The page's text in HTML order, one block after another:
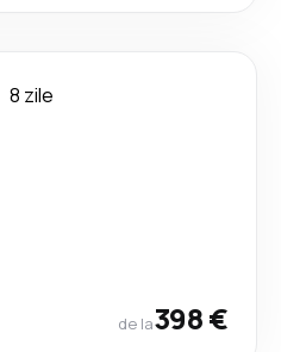
8 zile
de la398 €